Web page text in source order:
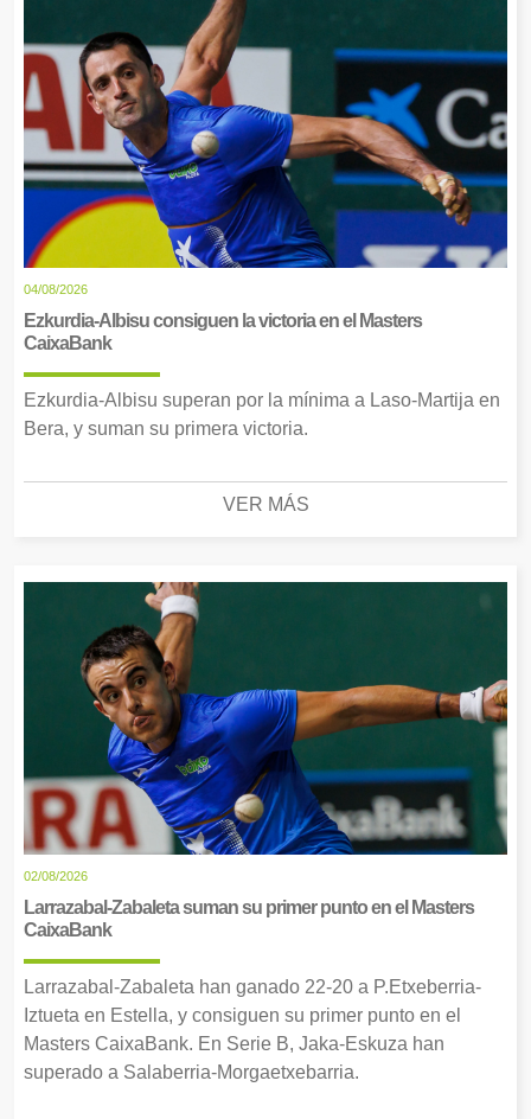
04/08/2026
Ezkurdia-Albisu consiguen la victoria en el Masters
CaixaBank
Ezkurdia-Albisu superan por la mínima a Laso-Martija en
Bera, y suman su primera victoria.
VER MÁS
02/08/2026
Larrazabal-Zabaleta suman su primer punto en el Masters
CaixaBank
Larrazabal-Zabaleta han ganado 22-20 a P.Etxeberria-
Iztueta en Estella, y consiguen su primer punto en el
Masters CaixaBank. En Serie B, Jaka-Eskuza han
superado a Salaberria-Morgaetxebarria.